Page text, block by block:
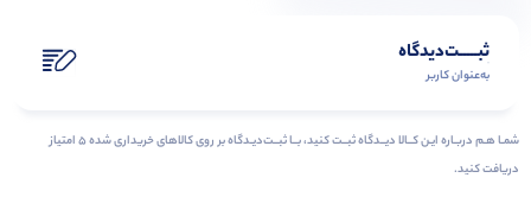
ثبـــــت‌دیدگاه
به‌عنوان کاربر
شمـا هـم دربـاره ایـن کــالا دیــدگاه ثبــت کنید، بــا ثبــت‌دیـدگاه بر روی کالاهای خریداری شده ۵ امتیاز
دریافت کنید.